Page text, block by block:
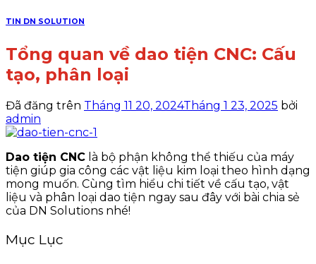
TIN DN SOLUTION
Tổng quan về dao tiện CNC: Cấu
tạo, phân loại
Đã đăng trên Tháng 11 20, 2024Tháng 1 23, 2025 bởi
admin
Dao tiện CNC là bộ phận không thể thiếu của máy
tiện giúp gia công các vật liệu kim loại theo hình dạng
mong muốn. Cùng tìm hiểu chi tiết về cấu tạo, vật
liệu và phân loại dao tiện ngay sau đây với bài chia sẻ
của DN Solutions nhé!
Mục Lục